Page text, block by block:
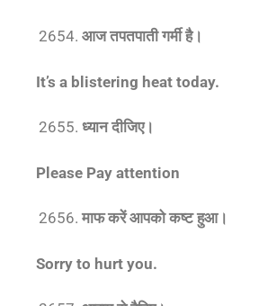
आज तपतपाती गर्मी है।
It’s a blistering heat today.
ध्यान दीजिए।
Please Pay attention
माफ करें आपको कष्ट हुआ।
Sorry to hurt you.